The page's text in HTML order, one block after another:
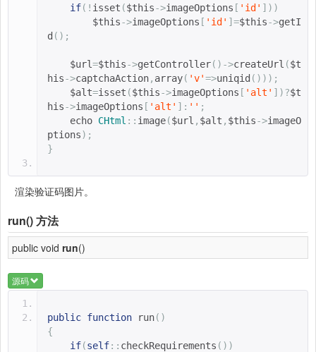
if(! isset ($this->imageOptions [ 'id' ]))
$this->imageOptions [ 'id' ]=$this->getI
d ();
$url=$this->getController()->createUrl ($t
his->captchaAction, array( 'v'=>uniqid ()));
$alt=isset ($this->imageOptions [ 'alt' ])?$t
his->imageOptions [ 'alt' ]: '' ;
echo CHtml :: image($url , $alt , $this->imageO
ptions);
}
渲染验证码图片。
run()方法
public void run()
源码
public function run()
{
if(self:: checkRequirements ())